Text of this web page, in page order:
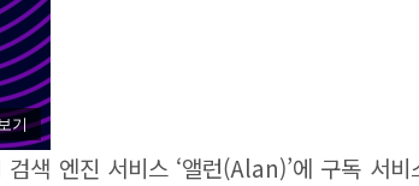
기
색 엔진 서비스 ‘앨런(Alan)’에 구독 서